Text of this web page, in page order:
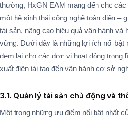
thường, HxGN EAM mang đến cho
một hệ sinh thái công nghệ toàn diện –
tài sản, nâng cao hiệu quả vận hành và
vững. Dưới đây là những lợi ích nổi bật
đem lại cho các đơn vị hoạt động trong
xuất điện tái tạo đến vận hành cơ sở
3.1. Quản lý tài sản chủ động và
Một trong những ưu điểm nổi bật nhất